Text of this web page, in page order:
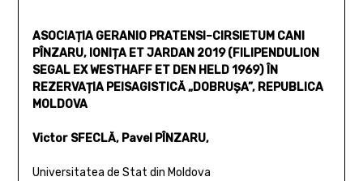
ASOCIAȚIA GERANIO PRATENSI–CIRSIETUM CANI
PÎNZARU, IONIȚA ET JARDAN 2019 (FILIPENDULION
SEGAL EX WESTHAFF ET DEN HELD 1969) ÎN
REZERVAȚIA PEISAGISTICĂ „DOBRUŞA”, REPUBLICA
MOLDOVA
Victor SFECLĂ, Pavel PÎNZARU,
Universitatea de Stat din Moldova